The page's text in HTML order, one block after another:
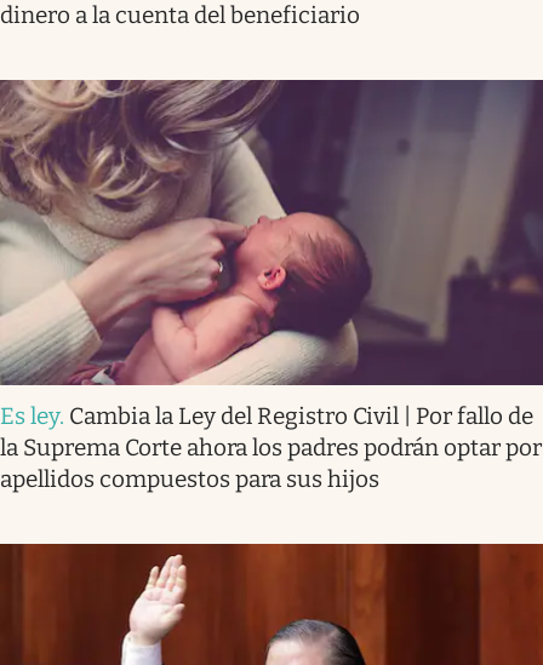
dinero a la cuenta del beneficiario
Es ley. Cambia la Ley del Registro Civil | Por fallo de
la Suprema Corte ahora los padres podrán optar por
apellidos compuestos para sus hijos